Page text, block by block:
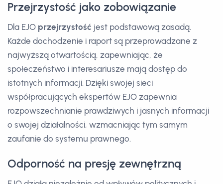
Przejrzystość jako zobowiązanie
Dla EJO przejrzystość jest podstawową zasadą.
Każde dochodzenie i raport są przeprowadzane z
najwyższą otwartością, zapewniając, że
społeczeństwo i interesariusze mają dostęp do
istotnych informacji. Dzięki swojej sieci
współpracujących ekspertów EJO zapewnia
rozpowszechnianie prawdziwych i jasnych informacji
o swojej działalności, wzmacniając tym samym
zaufanie do systemu prawnego.
Odporność na presję zewnętrzną